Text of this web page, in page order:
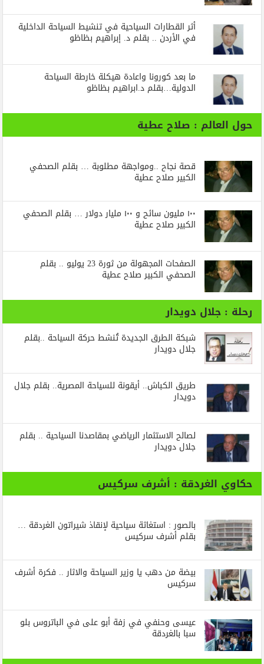
أثر القطارات السياحية في تنشيط السياحة الداخلية
في الأردن .. بقلم د. إبراهيم بظاظو
ما بعد كورونا واعادة هيكلة خارطة السياحة
الدولية…بقلم د.ابراهيم بظاظو
حول العالم : صلاح عطية
قصة نجاح ..ومواجهة مطلوبة … بقلم الصحفي
الكبير صلاح عطية
١٠٠ مليون سائح و ١٠٠ مليار دولار … بقلم الصحفي
الكبير صلاح عطية
الصفحات المجهولة من ثورة 23 يوليو .. بقلم
الصحفي الكبير صلاح عطية
رحلة : جلال دويدار
شبكة الطرق الجديدة تُنشط حركة السياحة ..بقلم
جلال دويدار
طريق الكباش.. أيقونة للسياحة المصرية.. بقلم جلال
دويدار
لصالح الاستثمار الرياضي بمقاصدنا السياحية .. بقلم
جلال دويدار
حكاوي الغردقة : أشرف سركيس
بالصور : استغاثة سياحية لإنقاذ شيراتون الغردقة …
بقلم أشرف سركيس
بيضة من دهب يا وزير السياحة والاثار .. فكرة أشرف
سركيس
عيسى وحنفي في زفة أبو على في الباتروس بلو
سبا بالغردقة